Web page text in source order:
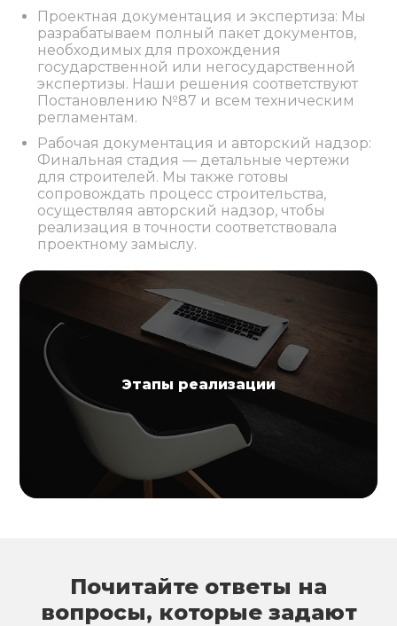
Этапы реализации
Проектная документация и экспертиза: Мы
разрабатываем полный пакет документов,
необходимых для прохождения
государственной или негосударственной
экспертизы. Наши решения соответствуют
Постановлению №87 и всем техническим
регламентам.
Рабочая документация и авторский надзор:
Финальная стадия — детальные чертежи
для строителей. Мы также готовы
сопровождать процесс строительства,
осуществляя авторский надзор, чтобы
реализация в точности соответствовала
проектному замыслу.
Почитайте ответы на
вопросы, которые задают